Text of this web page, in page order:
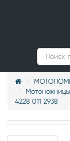
4228 011 2938